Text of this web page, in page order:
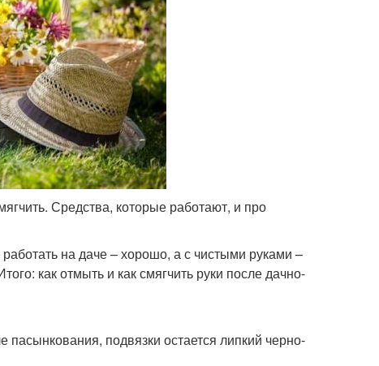
Средства, которые работают, и про
на даче – хорошо, а с чистыми руками –
как отмыть и как смягчить руки после дачно-
подвязки остается липкий черно-